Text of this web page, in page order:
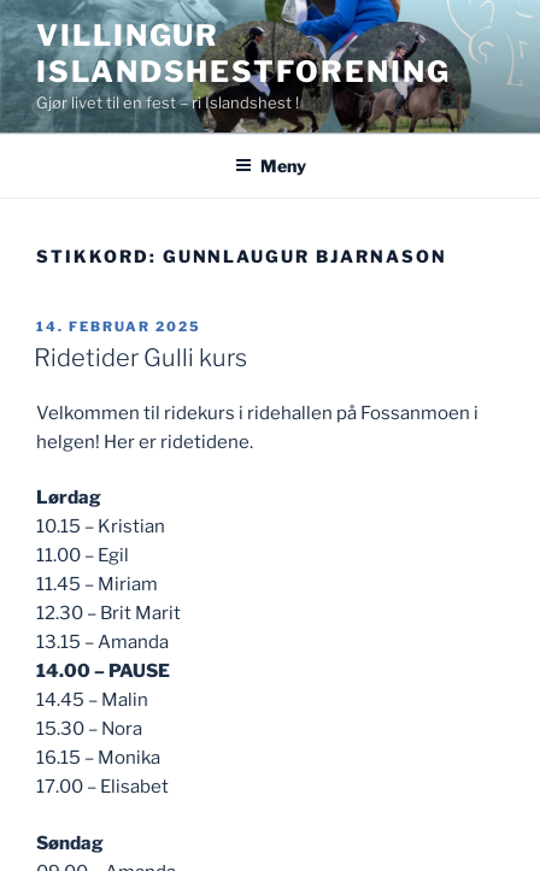
Gå
til
innhold
VILLINGUR
ISLANDSHESTFORENING
Gjør livet til en fest – ri Islandshest !
Meny
STIKKORD: GUNNLAUGUR BJARNASON
PUBLISERT
14. FEBRUAR 2025
Ridetider Gulli kurs
Velkommen til ridekurs i ridehallen på Fossanmoen i
helgen! Her er ridetidene.
Lørdag
10.15 – Kristian
11.00 – Egil
11.45 – Miriam
12.30 – Brit Marit
13.15 – Amanda
14.00 – PAUSE
14.45 – Malin
15.30 – Nora
16.15 – Monika
17.00 – Elisabet
Søndag